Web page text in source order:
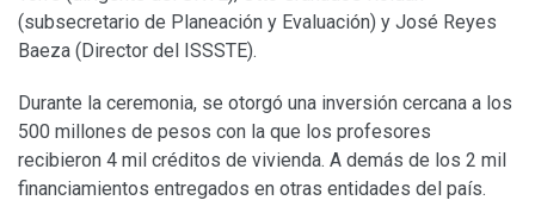
(subsecretario de Planeación y Evaluación) y José Reyes
Baeza (Director del ISSSTE).
Durante la ceremonia, se otorgó una inversión cercana a los
500 millones de pesos con la que los profesores
recibieron 4 mil créditos de vivienda. A demás de los 2 mil
financiamientos entregados en otras entidades del país.